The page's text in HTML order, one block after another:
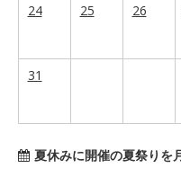
24 25 26
31
夏休みに開催の夏祭りを